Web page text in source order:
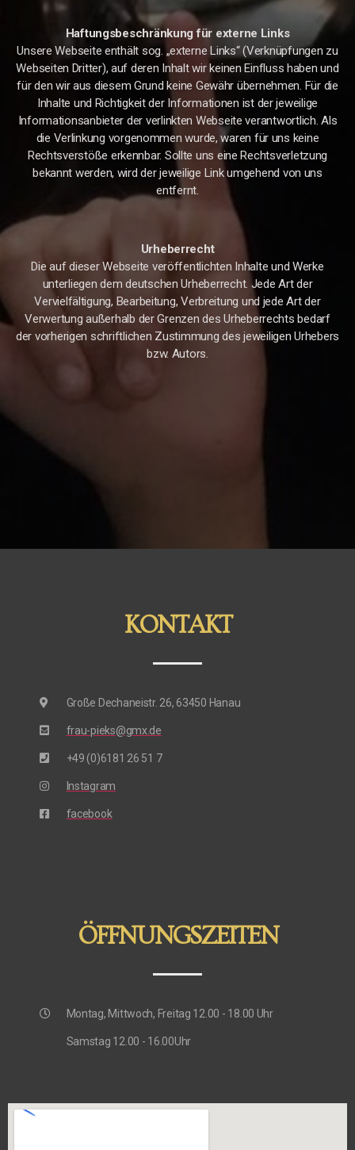
Haftungsbeschränkung für externe Links
Unsere Webseite enthält sog. „externe Links“ (Verknüpfungen zu
Webseiten Dritter), auf deren Inhalt wir keinen Einfluss haben und
für den wir aus diesem Grund keine Gewähr übernehmen. Für die
Inhalte und Richtigkeit der Informationen ist der jeweilige
Informationsanbieter der verlinkten Webseite verantwortlich. Als
die Verlinkung vorgenommen wurde, waren für uns keine
Rechtsverstöße erkennbar. Sollte uns eine Rechtsverletzung
bekannt werden, wird der jeweilige Link umgehend von uns
entfernt.
Urheberrecht
Die auf dieser Webseite veröffentlichten Inhalte und Werke
unterliegen dem deutschen Urheberrecht. Jede Art der
Vervielfältigung, Bearbeitung, Verbreitung und jede Art der
Verwertung außerhalb der Grenzen des Urheberrechts bedarf
der vorherigen schriftlichen Zustimmung des jeweiligen Urhebers
bzw. Autors.
KONTAKT
Große Dechaneistr. 26, 63450 Hanau
frau-pieks@gmx.de
+49 (0)6181 26 51 7
Instagram
facebook
ÖFFNUNGSZEITEN
Montag, Mittwoch, Freitag 12.00 - 18.00 Uhr
Samstag 12.00 - 16.00Uhr